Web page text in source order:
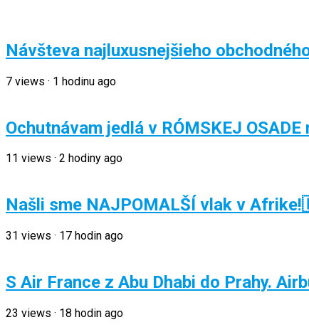
Návšteva najluxusnejšieho
7 views · 1 hodinu ago
Ochutnávam jedlá v RÓMSKEJ
11 views · 2 hodiny ago
Našli sme NAJPOMALŠÍ vlak v
31 views · 17 hodin ago
S Air France z Abu Dhabi do Prahy.
23 views · 18 hodin ago